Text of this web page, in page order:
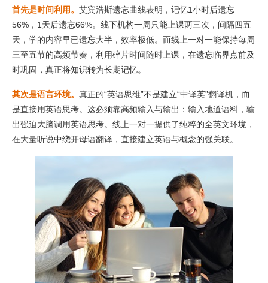
首先是时间利用。 艾宾浩斯遗忘曲线表明，记忆1小时后遗忘
56%，1天后遗忘66%。线下机构一周只能上课两三次，间隔四五
天，学的内容早已遗忘大半，效率极低。而线上一对一能保持每周
三至五节的高频节奏，利用碎片时间随时上课，在遗忘临界点前及
时巩固，真正将知识转为长期记忆。
其次是语言环境。 真正的“英语思维”不是建立“中译英”翻译机，而
是直接用英语思考。这必须靠高频输入与输出：输入地道语料，输
出强迫大脑调用英语思考。线上一对一提供了纯粹的全英文环境，
在大量听说中绕开母语翻译，直接建立英语与概念的强关联。